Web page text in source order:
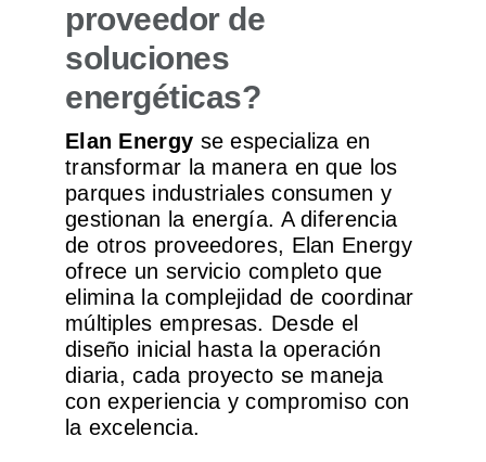
proveedor de
soluciones
energéticas?
Elan Energy se especializa en
transformar la manera en que los
parques industriales consumen y
gestionan la energía. A diferencia
de otros proveedores, Elan Energy
ofrece un servicio completo que
elimina la complejidad de coordinar
múltiples empresas. Desde el
diseño inicial hasta la operación
diaria, cada proyecto se maneja
con experiencia y compromiso con
la excelencia.